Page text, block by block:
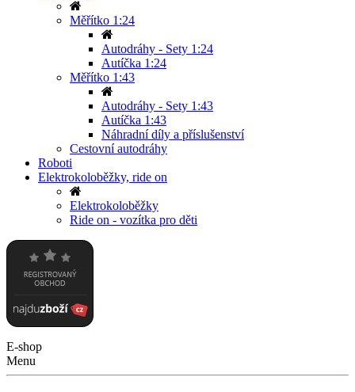
Měřítko 1:24
Autodráhy - Sety 1:24
Autíčka 1:24
Měřítko 1:43
Autodráhy - Sety 1:43
Autíčka 1:43
Náhradní díly a příslušenství
Cestovní autodráhy
Roboti
Elektrokoloběžky, ride on
Elektrokoloběžky
Ride on - vozítka pro děti
E-shop
Menu